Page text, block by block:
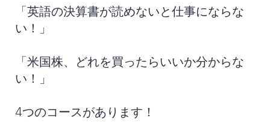
「英語の決算書が読めないと仕事にならな
い！」
「米国株、どれを買ったらいいか分からな
い！」
4つのコースがあります！